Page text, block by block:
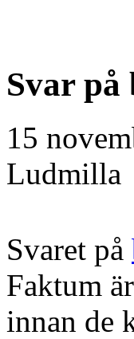
Svar
15
Ludmilla
Svaret på
Faktum
innan de